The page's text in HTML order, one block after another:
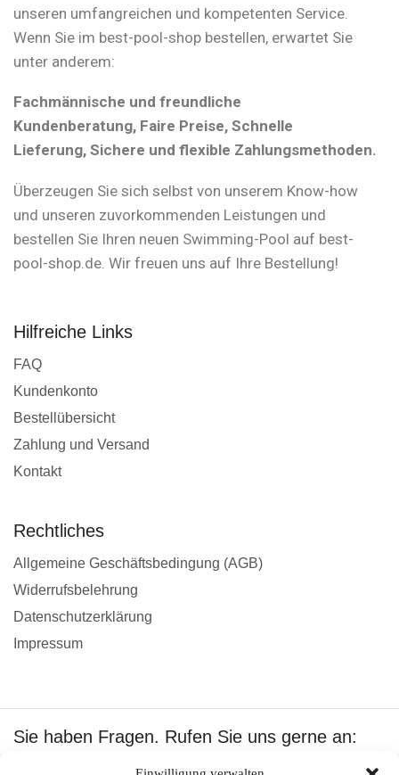
unseren umfangreichen und kompetenten Service.
Wenn Sie im best-pool-shop bestellen, erwartet Sie
unter anderem:
Fachmännische und freundliche
Kundenberatung, Faire Preise, Schnelle
Lieferung, Sichere und flexible Zahlungsmethoden.
Überzeugen Sie sich selbst von unserem Know-how
und unseren zuvorkommenden Leistungen und
bestellen Sie Ihren neuen Swimming-Pool auf best-
pool-shop.de. Wir freuen uns auf Ihre Bestellung!
Hilfreiche Links
FAQ
Kundenkonto
Bestellübersicht
Zahlung und Versand
Kontakt
Rechtliches
Allgemeine Geschäftsbedingung (AGB)
Widerrufsbelehrung
Datenschutzerklärung
Impressum
Sie haben Fragen. Rufen Sie uns gerne an:
+49 1601512402